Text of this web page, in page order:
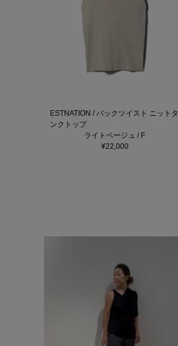
ESTNATION / バックツイスト ニットタ
ンクトップ
ライトベージュ / F
¥22,000